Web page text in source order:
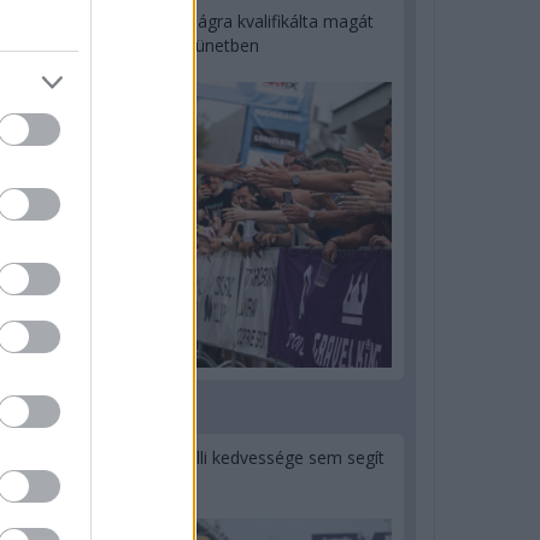
Kerékpáros világbajnokságra kvalifikálta magát
Bottas az F1-es nyári szünetben
2 napja
Montoya szerint Antonelli kedvessége sem segít
Russellen